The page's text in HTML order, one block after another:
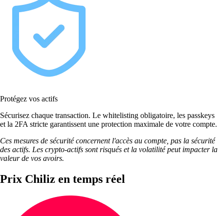
Protégez vos actifs
Sécurisez chaque transaction. Le whitelisting obligatoire, les passkeys
et la 2FA stricte garantissent une protection maximale de votre compte.
Ces mesures de sécurité concernent l'accès au compte, pas la sécurité
des actifs. Les crypto-actifs sont risqués et la volatilité peut impacter la
valeur de vos avoirs.
Prix Chiliz en temps réel